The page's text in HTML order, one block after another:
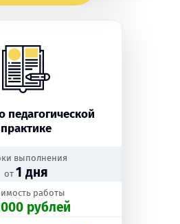
педагогической
практике
выполнения
от 1 дня
работы
рублей